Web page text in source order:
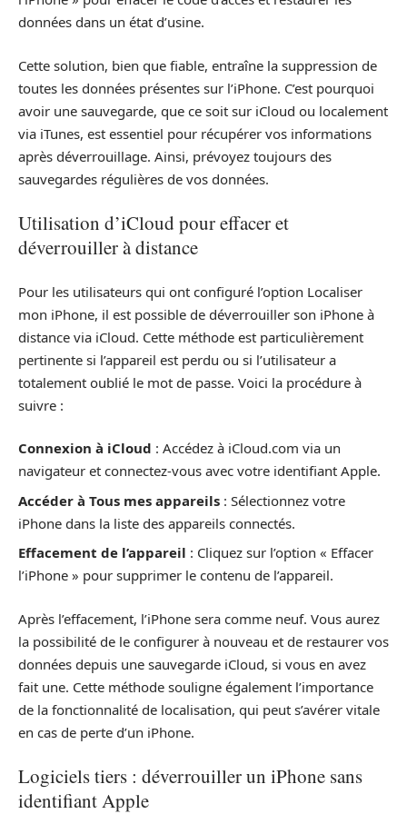
données dans un état d’usine.
Cette solution, bien que fiable, entraîne la suppression de
toutes les données présentes sur l’iPhone. C’est pourquoi
avoir une sauvegarde, que ce soit sur iCloud ou localement
via iTunes, est essentiel pour récupérer vos informations
après déverrouillage. Ainsi, prévoyez toujours des
sauvegardes régulières de vos données.
Utilisation d’iCloud pour effacer et
déverrouiller à distance
Pour les utilisateurs qui ont configuré l’option Localiser
mon iPhone, il est possible de déverrouiller son iPhone à
distance via iCloud. Cette méthode est particulièrement
pertinente si l’appareil est perdu ou si l’utilisateur a
totalement oublié le mot de passe. Voici la procédure à
suivre :
Connexion à iCloud : Accédez à iCloud.com via un
navigateur et connectez-vous avec votre identifiant Apple.
Accéder à Tous mes appareils : Sélectionnez votre
iPhone dans la liste des appareils connectés.
Effacement de l’appareil : Cliquez sur l’option « Effacer
l’iPhone » pour supprimer le contenu de l’appareil.
Après l’effacement, l’iPhone sera comme neuf. Vous aurez
la possibilité de le configurer à nouveau et de restaurer vos
données depuis une sauvegarde iCloud, si vous en avez
fait une. Cette méthode souligne également l’importance
de la fonctionnalité de localisation, qui peut s’avérer vitale
en cas de perte d’un iPhone.
Logiciels tiers : déverrouiller un iPhone sans
identifiant Apple